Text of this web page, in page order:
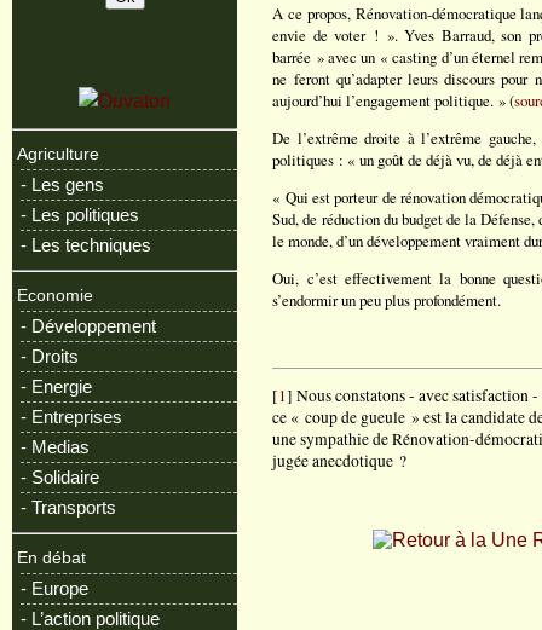
Agriculture
- Les gens
- Les politiques
- Les techniques
Economie
- Développement
- Droits
- Energie
- Entreprises
- Medias
- Solidaire
- Transports
En débat
- Europe
- L’action politique
A ce propos, Rénovation-démocratique
envie de voter ! ». Yves Barraud, son
barrée » avec un « casting d’un éternel
ne feront qu’adapter leurs discours pour
aujourd’hui l’engagement politique. » (
De l’extrême droite à l’extrême
politiques : « un goût de déjà vu, de déjà
« Qui est porteur de rénovation
Sud, de réduction du budget de la
le monde, d’un développement vraiment
Oui, c’est effectivement la bonne
s’endormir un peu plus profondément.
[1] Nous constatons - avec satisfaction -
ce « coup de gueule » est la candidate
une sympathie de Rénovation-
jugée anecdotique ?